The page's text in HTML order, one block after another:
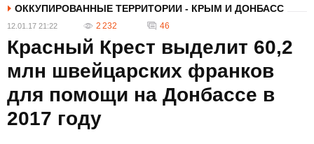
ОККУПИРОВАННЫЕ ТЕРРИТОРИИ - КРЫМ И ДОНБАСС
12.01.17 21:22 2 232 46
Красный Крест выделит 60,2
млн швейцарских франков
для помощи на Донбассе в
2017 году